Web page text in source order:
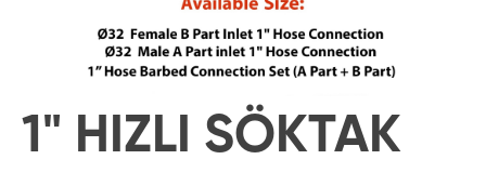
1" HIZLI SÖKTAK